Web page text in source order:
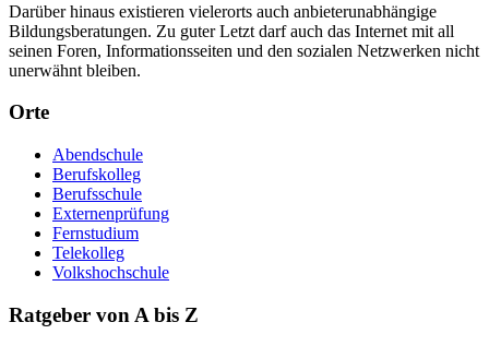
Darüber hinaus existieren vielerorts auch anbieterunabhängige
Bildungsberatungen. Zu guter Letzt darf auch das Internet mit all
seinen Foren, Informationsseiten und den sozialen Netzwerken nicht
unerwähnt bleiben.
Orte
Abendschule
Berufskolleg
Berufsschule
Externenprüfung
Fernstudium
Telekolleg
Volkshochschule
Ratgeber von A bis Z